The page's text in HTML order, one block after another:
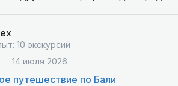
10 экскурсий
14 июля 2026
путешествие по Бали